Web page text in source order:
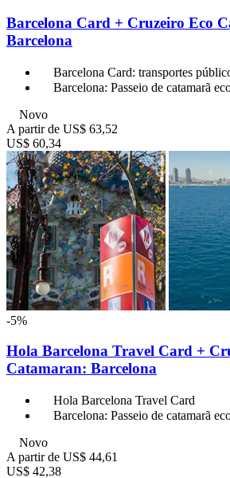
Barcelona Card + Cruzeiro Eco
Barcelona
Barcelona Card: transportes
Barcelona: Passeio de catamarã
Novo
A partir de US$ 63,52
US$ 60,34
-5%
Hola Barcelona Travel Card +
Catamaran: Barcelona
Hola Barcelona Travel Card
Barcelona: Passeio de catamarã
Novo
A partir de US$ 44,61
US$ 42,38